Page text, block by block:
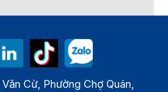
Cừ, Phường Chợ Quán,